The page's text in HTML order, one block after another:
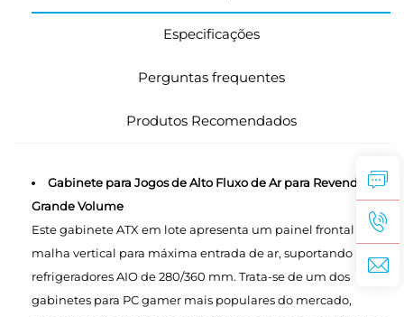
Especificações
Perguntas frequentes
Produtos Recomendados
Gabinete para Jogos de Alto Fluxo de Ar para Revenda em
Grande Volume
Este gabinete ATX em lote apresenta um painel frontal em
malha vertical para máxima entrada de ar, suportando
refrigeradores AIO de 280/360 mm. Trata-se de um dos
gabinetes para PC gamer mais populares do mercado,